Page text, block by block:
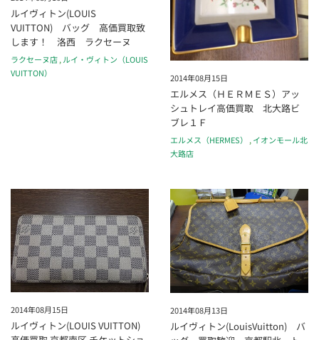
ルイヴィトン(LOUIS
VUITTON) バッグ 高価買取致
します！ 洛西 ラクセーヌ
ラクセーヌ店,ルイ・ヴィトン（LOUIS
VUITTON）
2014年08月15日
エルメス（ＨＥＲＭＥＳ）アッ
シュトレイ高価買取 北大路ビ
ブレ１Ｆ
エルメス（HERMES） ,イオンモール北
大路店
2014年08月15日
ルイヴィトン(LOUIS VUITTON)
2014年08月13日
ルイヴィトン(LouisVuitton) バ